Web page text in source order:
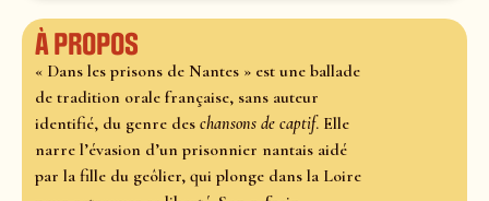
À propos
« Dans les prisons de Nantes » est une ballade
de tradition orale française, sans auteur
identifié, du genre des chansons de captif. Elle
narre l’évasion d’un prisonnier nantais aidé
par la fille du geôlier, qui plonge dans la Loire